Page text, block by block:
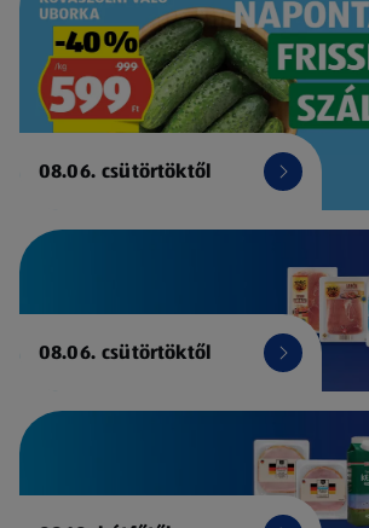
08.06. csütörtöktől
08.06. csütörtöktől